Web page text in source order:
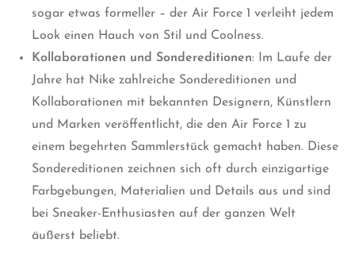
sogar etwas formeller – der Air Force 1 verleiht jedem
Look einen Hauch von Stil und Coolness.
Kollaborationen und Sondereditionen: Im Laufe der
Jahre hat Nike zahlreiche Sondereditionen und
Kollaborationen mit bekannten Designern, Künstlern
und Marken veröffentlicht, die den Air Force 1 zu
einem begehrten Sammlerstück gemacht haben. Diese
Sondereditionen zeichnen sich oft durch einzigartige
Farbgebungen, Materialien und Details aus und sind
bei Sneaker-Enthusiasten auf der ganzen Welt
äußerst beliebt.